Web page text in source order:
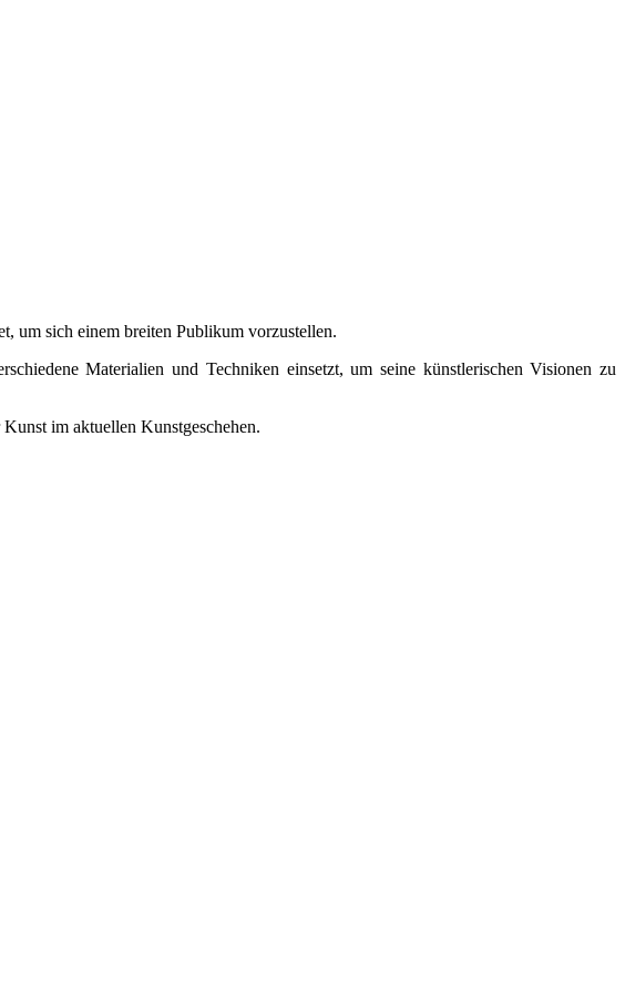
um sich einem breiten Publikum vorzustellen.
Materialien und Techniken einsetzt, um seine künstlerischen Visionen zu
im aktuellen Kunstgeschehen.